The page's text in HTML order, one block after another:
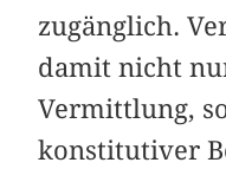
zugänglich.
damit nicht
Vermittlung,
konstitutiver